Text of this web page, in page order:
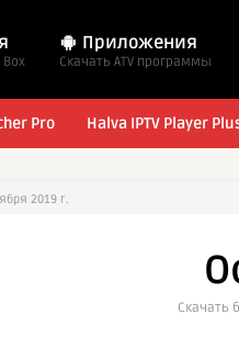
Box
Приложения
Cкачать ATV программы
Pro Halva IPTV Player
2019 г.
Cкачать